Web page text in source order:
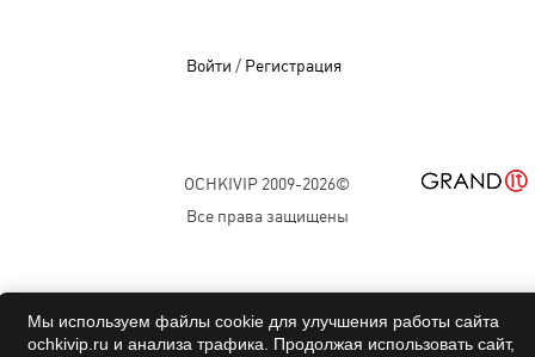
Войти / Регистрация
OCHKIVIP 2009-2026©
Все права защищены
Мы используем файлы cookie для улучшения работы сайта
ochkivip.ru и анализа трафика. Продолжая использовать сайт,